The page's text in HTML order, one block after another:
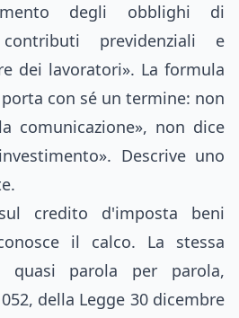
degli obblighi di
previdenziali e
dei lavoratori». La formula
con sé un termine: non
comunicazione», non dice
Descrive uno
credito d'imposta beni
il calco. La stessa
quasi parola per parola,
della Legge 30 dicembre